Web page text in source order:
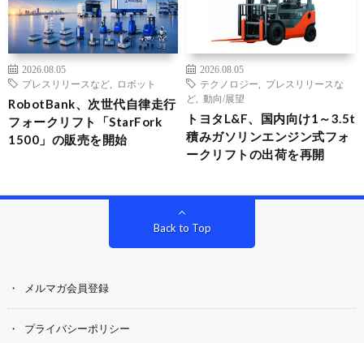
2026.08.05
プレスリリースなど
ロボット
RobotBank、次世代自律走行
フォークリフト「StarFork
1500」の販売を開始
2026.08.05
テクノロジー
プレスリリースな
ど
動向/展望
トヨタL&F、国内向け1～3.5t
積みガソリンエンジン式フォ
ークリフトの出荷を再開
Back to Top
メルマガ会員登録
プライバシーポリシー